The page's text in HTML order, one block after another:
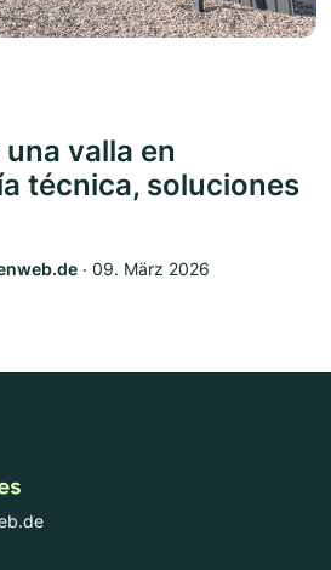
valla en
técnica, soluciones
‧ 09. März 2026